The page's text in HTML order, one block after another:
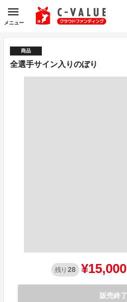
メニュー
商品
全選手サイン入りのぼり
残り 28 ¥15,000
販売終了